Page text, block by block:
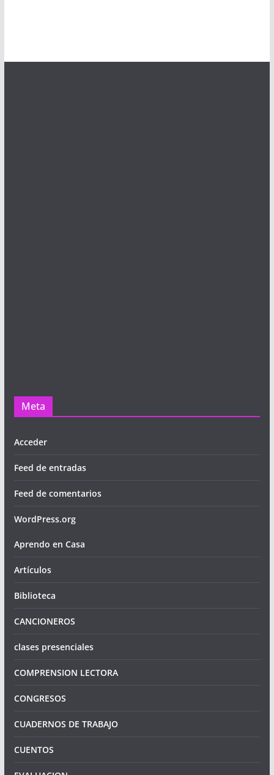
Meta
Acceder
Feed de entradas
Feed de comentarios
WordPress.org
Aprendo en Casa
Artículos
Biblioteca
CANCIONEROS
clases presenciales
COMPRENSION LECTORA
CONGRESOS
CUADERNOS DE TRABAJO
CUENTOS